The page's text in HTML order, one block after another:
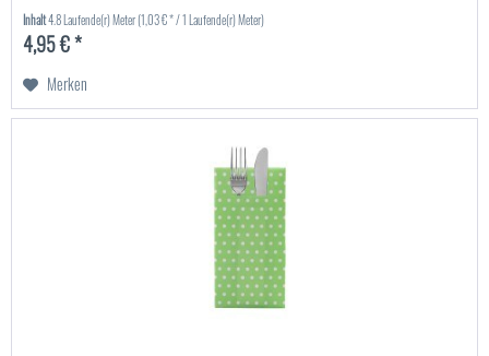
Inhalt4.8 Laufende(r) Meter(1,03 € * / 1 Laufende(r) Meter)
4,95 € *
Merken